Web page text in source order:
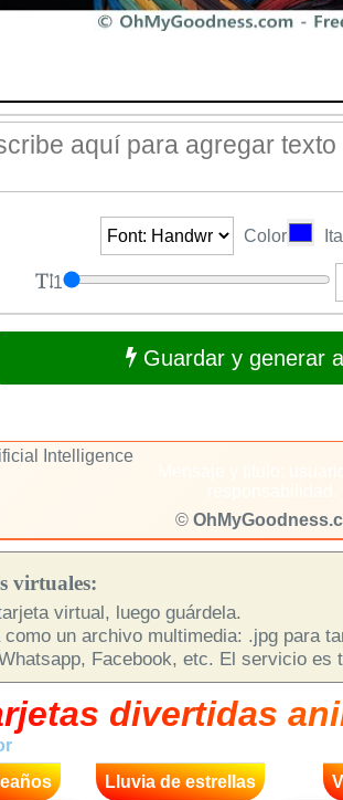
Color
1
Guardar y generar
Intelligence
©
virtuales:
virtual, luego guárdela.
un archivo multimedia: .jpg para
Facebook, etc. El servicio
divertidas
Lluvia de estrellas